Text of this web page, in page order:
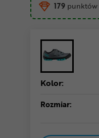
179 punktów
Kolor:
Rozmiar: